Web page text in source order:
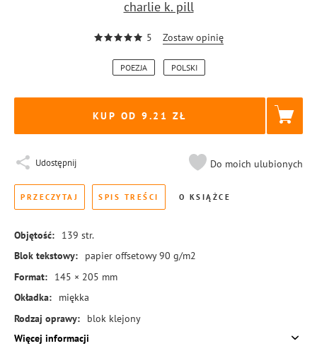
charlie k. pill
5 Zostaw opinię
POEZJA POLSKI
KUP OD 9.21
Udostępnij Do moich ulubionych
PRZECZYTAJ SPIS TREŚCI O KSIĄŻCE
Objętość: 139 str.
Blok tekstowy:
papier offsetowy 90 g/m2
Format:
145 × 205 mm
Okładka:
miękka
Rodzaj oprawy:
blok klejony
ISBN:
978-83-8245-842-8
Więcej informacji